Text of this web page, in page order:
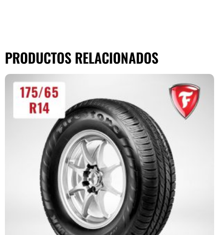
PRODUCTOS RELACIONADOS